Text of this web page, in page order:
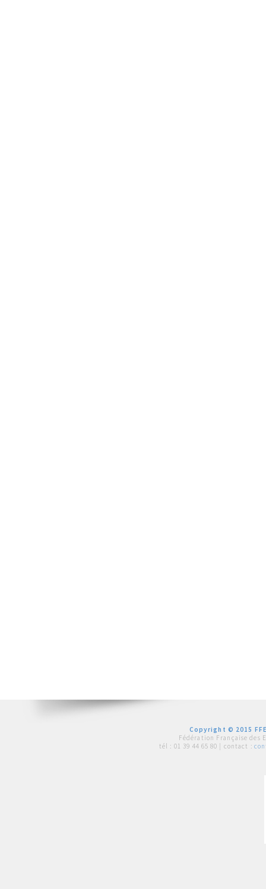
Copyright © 2015
Fédération Française des
tél : 01 39 44 65 80 | contact :